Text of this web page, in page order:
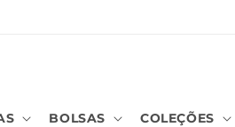
BOLSAS COLEÇÕES